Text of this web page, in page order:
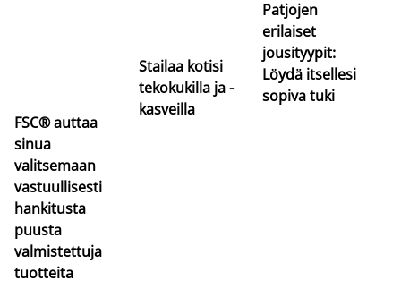
FSC® auttaa
sinua
valitsemaan
vastuullisesti
hankitusta
puusta
valmistettuja
tuotteita
Stailaa kotisi
tekokukilla ja -
kasveilla
Patjojen
erilaiset
jousityypit:
Löydä itsellesi
sopiva tuki